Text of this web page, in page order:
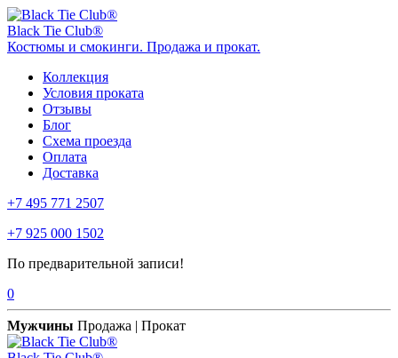
Black Tie Club®
Костюмы и смокинги. Продажа и прокат.
Коллекция
Условия проката
Отзывы
Блог
Схема проезда
Оплата
Доставка
+7 495 771 2507
+7 925 000 1502
По предварительной записи!
0
Мужчины Продажа | Прокат